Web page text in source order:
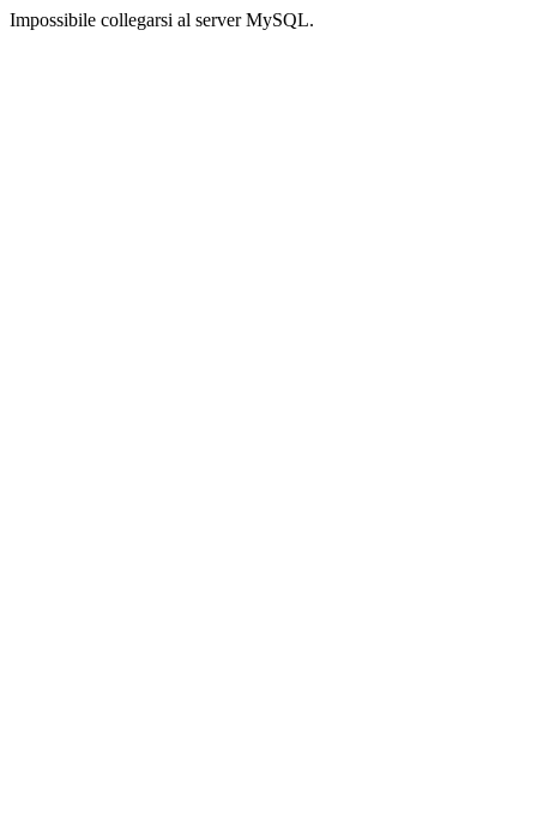
Impossibile collegarsi al server MySQL.